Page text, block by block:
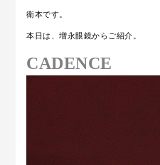
衛本です。
本日は、増永眼鏡からご紹介。
CADENCE